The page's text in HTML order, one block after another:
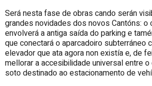
Será nesta fase de obras cando serán
grandes novidades dos novos Cantóns: o
envolverá a antiga saída do parking e
que conectará o aparcadoiro subterráneo
elevador que ata agora non existía e, de
mellorar a accesibilidade universal entre
soto destinado ao estacionamento de